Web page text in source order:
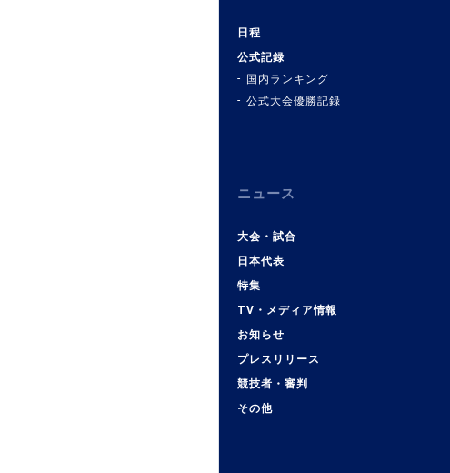
日程
公式記録
国内ランキング
公式大会優勝記録
ニュース
大会・試合
日本代表
特集
TV・メディア情報
お知らせ
プレスリリース
競技者・審判
その他